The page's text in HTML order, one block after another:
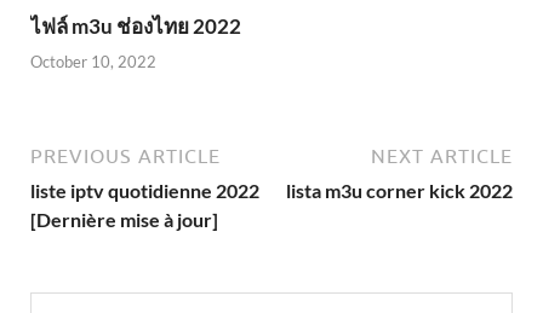
ไฟล์ m3u ช่องไทย 2022
October 10, 2022
PREVIOUS ARTICLE
liste iptv quotidienne 2022
[Dernière mise à jour]
NEXT ARTICLE
lista m3u corner kick 2022